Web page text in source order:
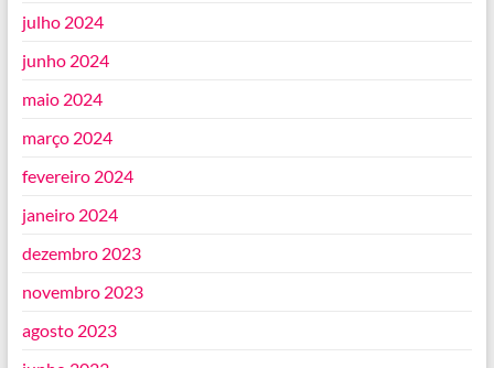
julho 2024
junho 2024
maio 2024
março 2024
fevereiro 2024
janeiro 2024
dezembro 2023
novembro 2023
agosto 2023